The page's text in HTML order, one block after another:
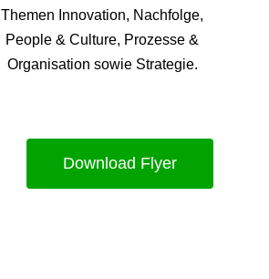
Themen Innovation, Nachfolge,
People & Culture, Prozesse &
Organisation sowie Strategie.
Download Flyer